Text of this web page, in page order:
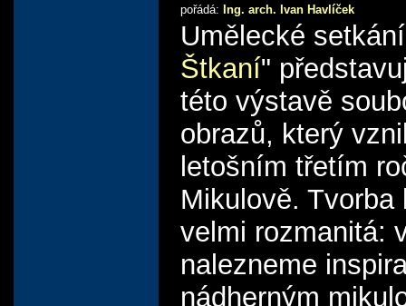
pořádá: Ing. arch. Ivan Havlíček
Umělecké
Štkaní"
této výstavě
obrazů, který
letošním třetím
Mikulově. Tvorba
velmi rozmanitá:
nalezneme
nádherným